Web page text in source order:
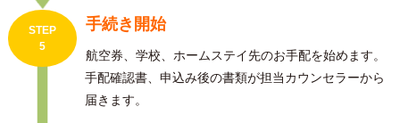
STEP
5
手続き開始
航空券、学校、ホームステイ先のお手配を始めます。
手配確認書、申込み後の書類が担当カウンセラーから
届きます。